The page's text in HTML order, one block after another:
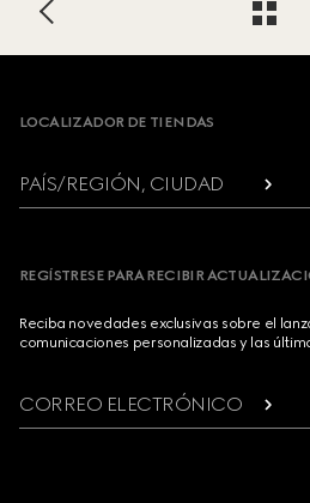
Footer
LOCALIZADOR DE TIENDAS
PAÍS/REGIÓN, CIUDAD
REGÍSTRESE PARA RECIBIR
Reciba novedades exclusivas sobre el
comunicaciones personalizadas y las
CORREO ELECTRÓNICO